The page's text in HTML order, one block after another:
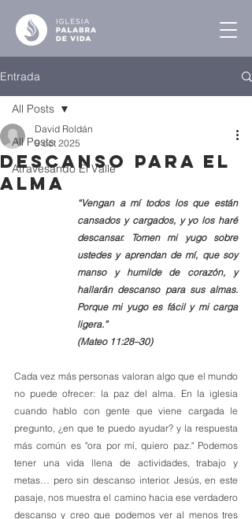
Entrada
All Posts
Atravesando El Valle
All Posts
Descanso para el
Alma
David Roldán
9 oct 2025
“Vengan a mí todos los que están
cansados y cargados, y yo los haré
descansar. Tomen mi yugo sobre
ustedes y aprendan de mí, que soy
manso y humilde de corazón, y
hallarán descanso para sus almas.
Porque mi yugo es fácil y mi carga
ligera.”
(Mateo 11:28–30)
Cada vez más personas valoran algo que el mundo
no puede ofrecer: la paz del alma. En la iglesia
cuando hablo con gente que viene cargada le
pregunto, ¿en que te puedo ayudar? y la respuesta
más común es "ora por mí, quiero paz." Podemos
tener una vida llena de actividades, trabajo y
metas… pero sin descanso interior. Jesús, en este
pasaje, nos muestra el camino hacia ese verdadero
descanso y creo que podemos ver al menos tres